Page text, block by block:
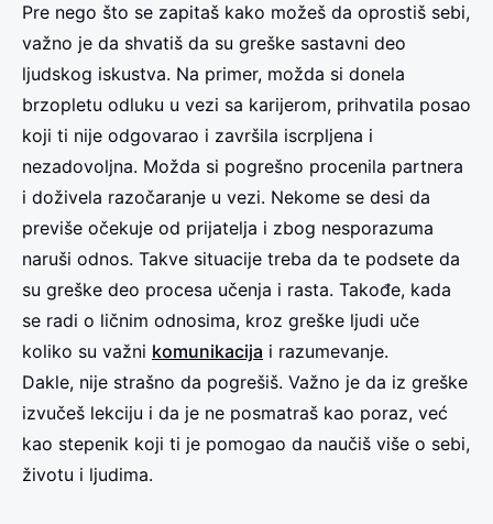
Pre nego što se zapitaš kako možeš da oprostiš sebi,
važno je da shvatiš da su greške sastavni deo
ljudskog iskustva. Na primer, možda si donela
brzopletu odluku u vezi sa karijerom, prihvatila posao
koji ti nije odgovarao i završila iscrpljena i
nezadovoljna. Možda si pogrešno procenila partnera
i doživela razočaranje u vezi. Nekome se desi da
previše očekuje od prijatelja i zbog nesporazuma
naruši odnos. Takve situacije treba da te podsete da
su greške deo procesa učenja i rasta. Takođe, kada
se radi o ličnim odnosima, kroz greške ljudi uče
koliko su važni komunikacija i razumevanje.
Dakle, nije strašno da pogrešiš. Važno je da iz greške
izvučeš lekciju i da je ne posmatraš kao poraz, već
kao stepenik koji ti je pomogao da naučiš više o sebi,
životu i ljudima.